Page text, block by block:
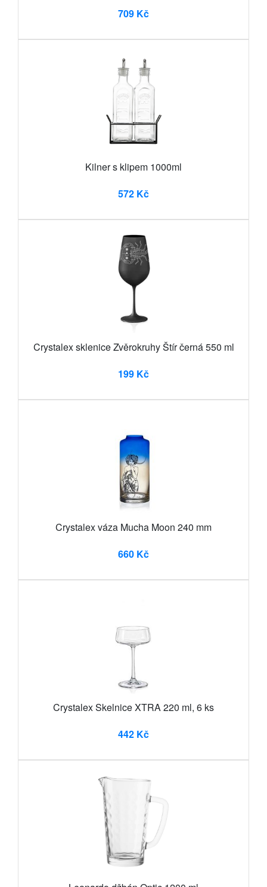
709 Kč
Kilner s klipem 1000ml
572 Kč
Crystalex sklenice Zvěrokruhy Štír černá 550 ml
199 Kč
Crystalex váza Mucha Moon 240 mm
660 Kč
Crystalex Skelnice XTRA 220 ml, 6 ks
442 Kč